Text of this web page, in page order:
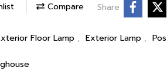
Compare Share
Floor Lamp , Exterior Lamp ,